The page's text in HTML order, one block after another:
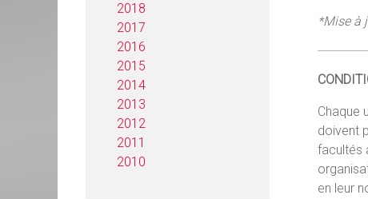
2018
2017
2016
2015
2014
2013
2012
2011
2010
*Mise à
Chaque
doivent
facultés
en leur